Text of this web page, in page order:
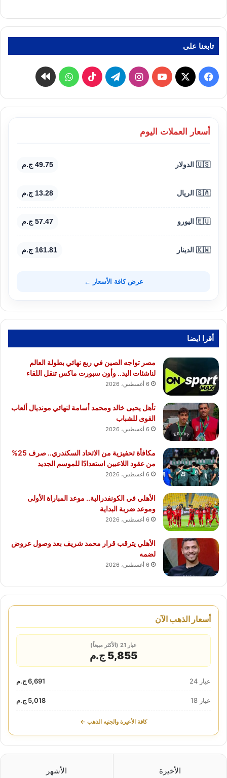
تابعنا على
فيسبوك
‫X
‫YouTubeانستقرامتيلقرام ‫TikTokواتسابكواى
أسعار العملات اليوم
🇺🇸 الدولار 49.75 ج.م
🇸🇦 الريال 13.28 ج.م
🇪🇺 اليورو 57.47 ج.م
🇰🇼 الدينار 161.81 ج.م
عرض كافة الأسعار ←
أقرا ايضا
مصر تواجه الصين في ربع نهائي بطولة العالم
لناشئات اليد.. وأون سبورت ماكس تنقل اللقاء
6 أغسطس، 2026
تأهل يحيى خالد ومحمد أسامة لنهائي مونديال ألعاب
القوى للشباب
6 أغسطس، 2026
مكافأة تحفيزية من الاتحاد السكندري.. صرف 25%
من عقود اللاعبين استعدادًا للموسم الجديد
6 أغسطس، 2026
الأهلي في الكونفدرالية.. موعد المباراة الأولى
وموعد ضربة البداية
6 أغسطس، 2026
الأهلي يترقب قرار محمد شريف بعد وصول عروض
لضمه
6 أغسطس، 2026
أسعار الذهب الآن
عيار 21 (الأكثر مبيعاً)
5,855 ج.م
عيار 24 6,691 ج.م
عيار 18 5,018 ج.م
كافة الأعيرة والجنيه الذهب ←
الأخيرة الأشهر